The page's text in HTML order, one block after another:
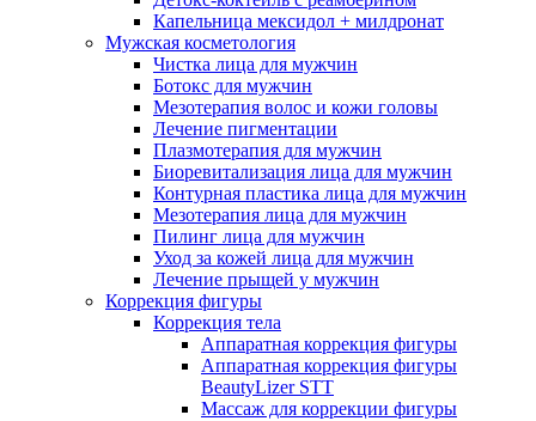
Капельница мексидол + милдронат
Мужская косметология
Чистка лица для мужчин
Ботокс для мужчин
Мезотерапия волос и кожи головы
Лечение пигментации
Плазмотерапия для мужчин
Биоревитализация лица для мужчин
Контурная пластика лица для мужчин
Мезотерапия лица для мужчин
Пилинг лица для мужчин
Уход за кожей лица для мужчин
Лечение прыщей у мужчин
Коррекция фигуры
Коррекция тела
Аппаратная коррекция фигуры
Аппаратная коррекция фигуры
BeautyLizer STT
Массаж для коррекции фигуры